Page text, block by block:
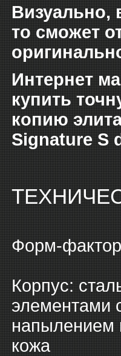
Визуально,
то сможет
Интернет
купить
копию
Signature S
Форм-
Корпус:
элементами
напылением
кожа